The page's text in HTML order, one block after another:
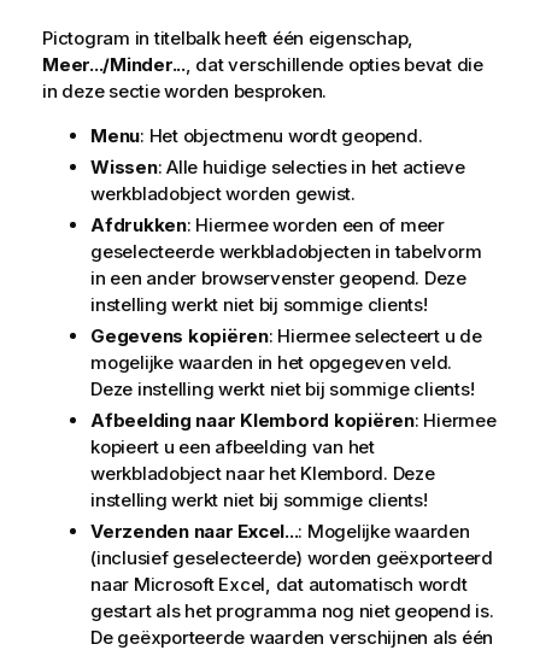
Pictogram in titelbalk heeft één eigenschap,
Meer.../Minder..., dat verschillende opties bevat die
in deze sectie worden besproken.
Menu: Het objectmenu wordt geopend.
Wissen: Alle huidige selecties in het actieve
werkbladobject worden gewist.
Afdrukken: Hiermee worden een of meer
geselecteerde werkbladobjecten in tabelvorm
in een ander browservenster geopend. Deze
instelling werkt niet bij sommige clients!
Gegevens kopiëren: Hiermee selecteert u de
mogelijke waarden in het opgegeven veld.
Deze instelling werkt niet bij sommige clients!
Afbeelding naar Klembord kopiëren: Hiermee
kopieert u een afbeelding van het
werkbladobject naar het Klembord. Deze
instelling werkt niet bij sommige clients!
Verzenden naar Excel...: Mogelijke waarden
(inclusief geselecteerde) worden geëxporteerd
naar Microsoft Excel, dat automatisch wordt
gestart als het programma nog niet geopend is.
De geëxporteerde waarden verschijnen als één